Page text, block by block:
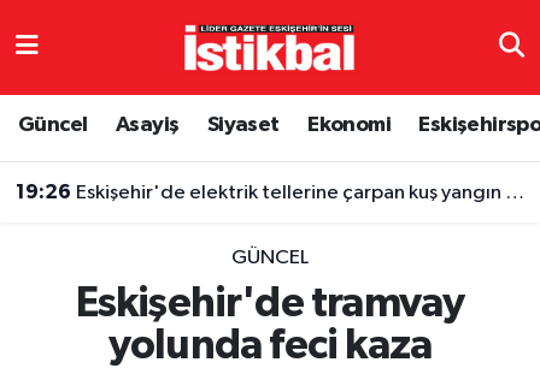
Güncel Asayiş Siyaset Ekonomi
19:26 Eskişehir'de elektrik tellerine çarpan kuş yangın çıkardı
GÜNCEL
Eskişehir'de tramvay
yolunda feci kaza
Eskişehirspor
Spor
Eskişehir Nöbetçi Eczaneler
TFF 3.Lig 4.Grup Puan Durumu ve Fikstür